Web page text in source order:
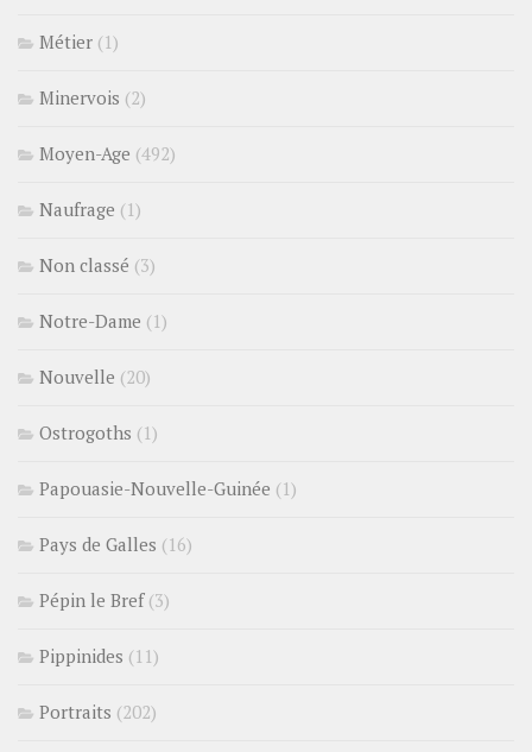
Métier (1)
Minervois (2)
Moyen-Age (492)
Naufrage (1)
Non classé (3)
Notre-Dame (1)
Nouvelle (20)
Ostrogoths (1)
Papouasie-Nouvelle-Guinée (1)
Pays de Galles (16)
Pépin le Bref(3)
Pippinides (11)
Portraits (202)